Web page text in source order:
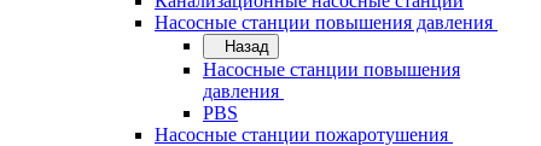
Насосные станции повышения давления
Назад
Насосные станции повышения
давления
PBS
Насосные станции пожаротушения